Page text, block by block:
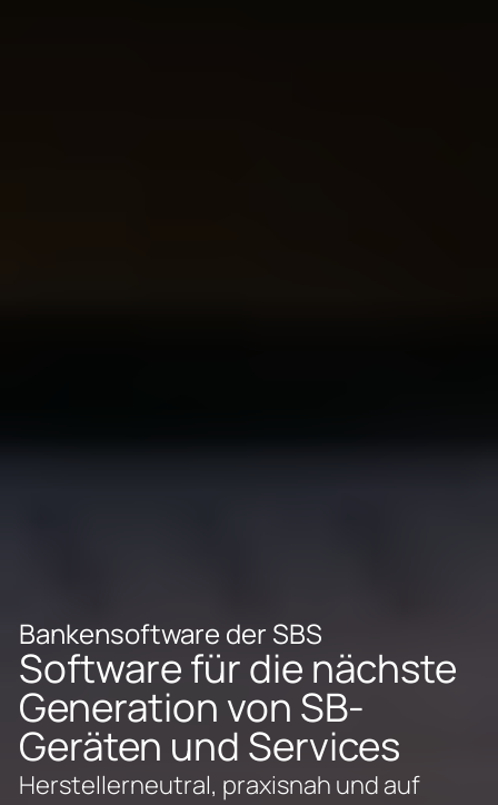
Bankensoftware der SBS
Software für die nächste
Generation von SB-
Geräten und Services
Herstellerneutral, praxisnah und auf